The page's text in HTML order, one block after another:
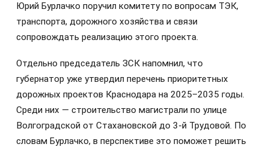
Юрий Бурлачко поручил комитету по вопросам ТЭК,
транспорта, дорожного хозяйства и связи
сопровождать реализацию этого проекта.
Отдельно председатель ЗСК напомнил, что
губернатор уже утвердил перечень приоритетных
дорожных проектов Краснодара на 2025–2035 годы.
Среди них — строительство магистрали по улице
Волгоградской от Стахановской до 3-й Трудовой. По
словам Бурлачко, в перспективе это поможет решить